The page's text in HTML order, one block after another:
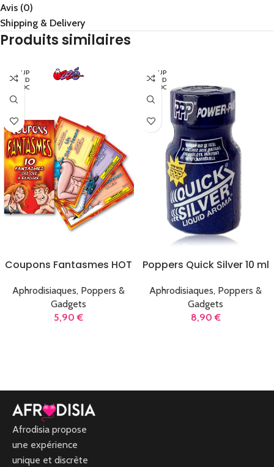
Avis (0)
Shipping & Delivery
Produits similaires
EN RUP
TURE D
E STOC
Coupons Fantasmes HOT
Aphrodisiaques, Poppers &
Gadgets
5,90€
EN RUP
TURE D
E STOC
Poppers Quick Silver 10 ml
Aphrodisiaques, Poppers &
Gadgets
8,90€
Afrodisia propose
une expérience
unique et discrète